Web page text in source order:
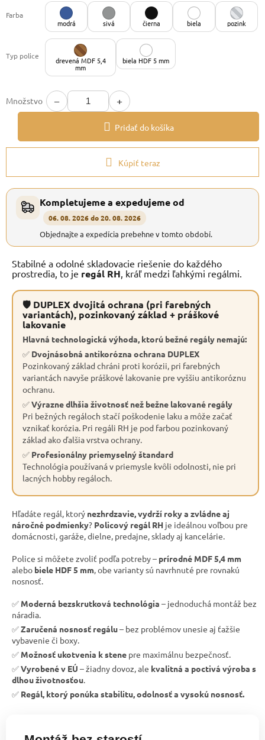
Farba
modrá
sivá čierna biela pozink
Typ police drevená MDF 5,4
mm
biela HDF 5 mm
Množstvo − +
Pridať do košíka
Kúpiť teraz
Kompletujeme a expedujeme od
06. 08. 2026 do 20. 08. 2026
Objednajte a expedícia prebehne v tomto období.
Stabilné a odolné skladovacie riešenie do každého
prostredia, to je regál RH , kráľ medzi ľahkými regálmi.
🛡 DUPLEX dvojitá ochrana (pri farebných
variantách), pozinkovaný základ + práškové
lakovanie
Hlavná technologická výhoda, ktorú bežné regály nemajú:
✅ Dvojnásobná antikorózna ochrana DUPLEX
Pozinkovaný základ chráni proti korózii, pri farebných
variantách navyše práškové lakovanie pre vyššiu antikoróznu
ochranu.
✅Výrazne dlhšia životnosť než bežne lakované regály
Pri bežných regáloch stačí poškodenie laku a môže začať
vznikať korózia. Pri regáli RH je pod farbou pozinkovaný
základ ako ďalšia vrstva ochrany.
✅ Profesionálny priemyselný štandard
Technológia používaná v priemysle kvôli odolnosti, nie pri
lacných hobby regáloch.
Hľadáte regál, ktorý nezhrdzavie, vydrží roky a zvládne aj
náročné podmienky? Policový regál RH je ideálnou voľbou pre
domácnosti, garáže, dielne, predajne, sklady aj kancelárie.
Police si môžete zvoliť podľa potreby – prírodné MDF 5,4 mm
alebo biele HDF 5 mm , obe varianty sú navrhnuté pre rovnakú
nosnosť.
✅ Moderná bezskrutková technológia – jednoduchá montáž bez
náradia.
✅Zaručená nosnosť regálu– bez problémov unesie aj ťažšie
vybavenie či boxy.
✅ Možnosť ukotvenia k stene pre maximálnu bezpečnosť.
✅Vyrobené v EÚ – žiadny dovoz, ale kvalitná a poctivá výroba s
dlhou životnosťou
✅ Regál, ktorý ponúka stabilitu, odolnosť a vysokú nosnosť.